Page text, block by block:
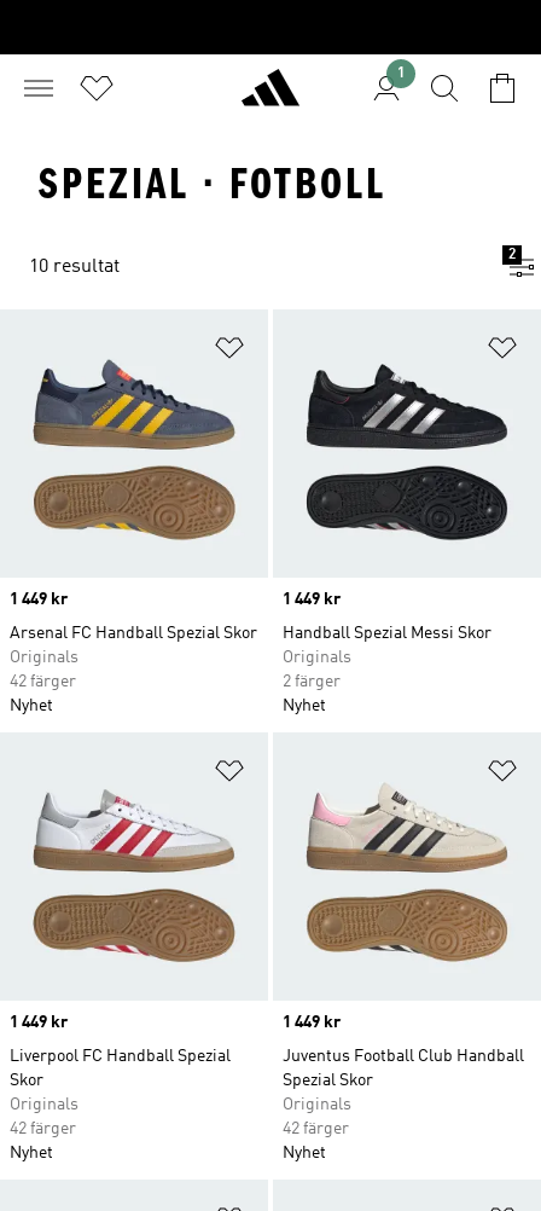
1
SPEZIAL · FOTBOLL
10 resultat
2
Price
1 449 kr
Arsenal FC Handball Spezial Skor
Originals
42 färger
Nyhet
Price
1 449 kr
Handball Spezial Messi Skor
Originals
2 färger
Nyhet
Price
1 449 kr
Liverpool FC Handball Spezial
Skor
Originals
42 färger
Nyhet
Price
1 449 kr
Juventus Football Club Handball
Spezial Skor
Originals
42 färger
Nyhet